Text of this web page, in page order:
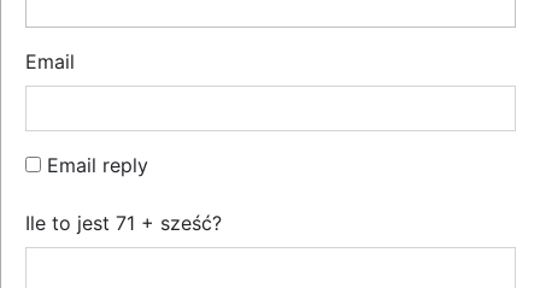
Email
Email reply
Ile to jest 71 + sześć?